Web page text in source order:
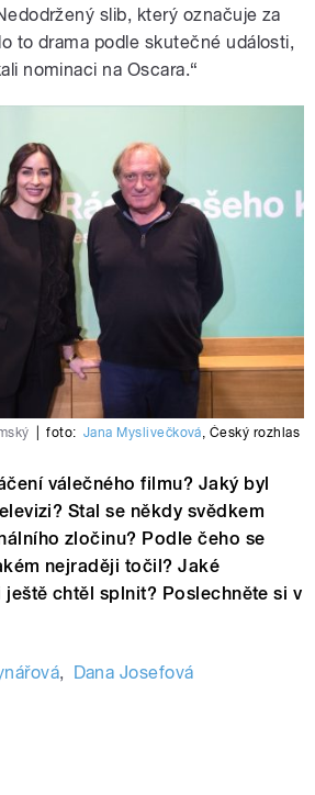
slib, který označuje za
to drama podle skutečné události,
nominaci na Oscara.“
foto: Jana Myslivečková, Český rozhlas
válečného filmu? Jaký byl
Stal se někdy svědkem
zločinu? Podle čeho se
nejraději točil? Jaké
ještě chtěl splnit? Poslechněte si v
, Dana Josefová